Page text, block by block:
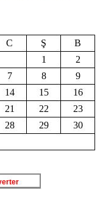
C Ş
B
1
2
7 8
9
14 15
16
21 22
23
28 29
30